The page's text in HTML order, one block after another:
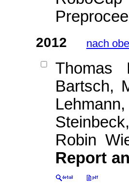
2012 nach
Thomas
Bartsch,
Robin
Report